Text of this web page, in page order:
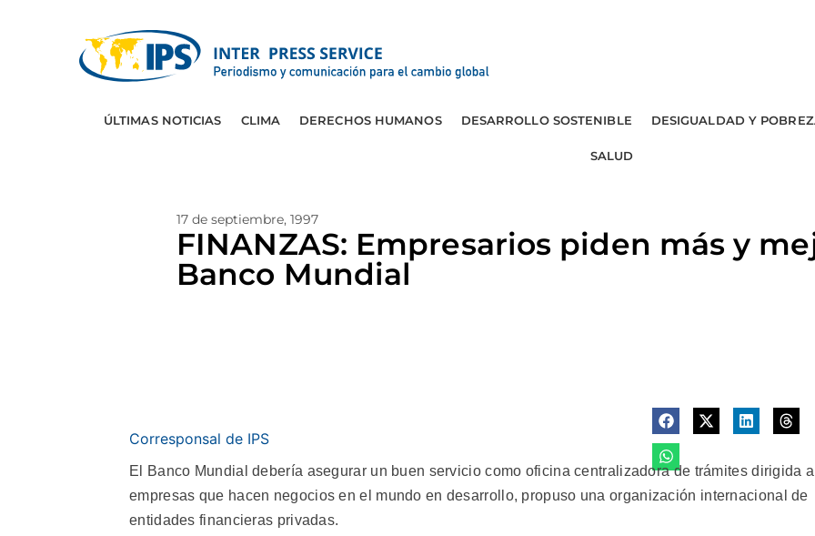
ÚLTIMAS NOTICIAS CLIMA DERECHOS HUMANOS DESARROLLO SOSTENIBLE DESIGUALDAD Y
SALUD
17 de septiembre, 1997
FINANZAS: Empresarios piden más y
Banco Mundial
Corresponsal de IPS
El Banco Mundial debería asegurar un buen servicio como oficina centralizadora de trámites dirigida a
empresas que hacen negocios en el mundo en desarrollo, propuso una organización internacional de
entidades financieras privadas.